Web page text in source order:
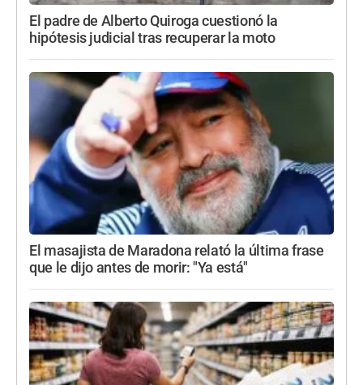
El padre de Alberto Quiroga cuestionó la
hipótesis judicial tras recuperar la moto
El masajista de Maradona relató la última frase
que le dijo antes de morir: "Ya está"